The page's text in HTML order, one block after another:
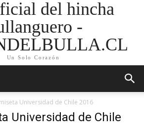
del hincha
-
Un Solo Corazón
Universidad de Chile 2016
Universidad de Chile